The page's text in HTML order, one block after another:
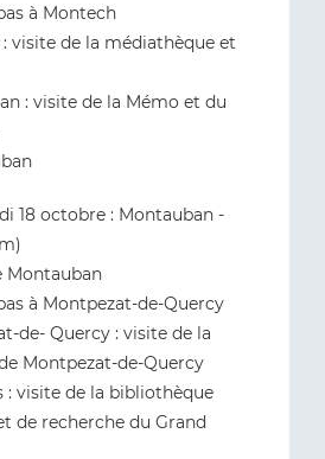
à Montech
visite de la médiathèque et
: visite de la Mémo et du
18 octobre : Montauban -
Montauban
à Montpezat-de-Quercy
de- Quercy : visite de la
Montpezat-de-Quercy
: visite de la bibliothèque
de recherche du Grand